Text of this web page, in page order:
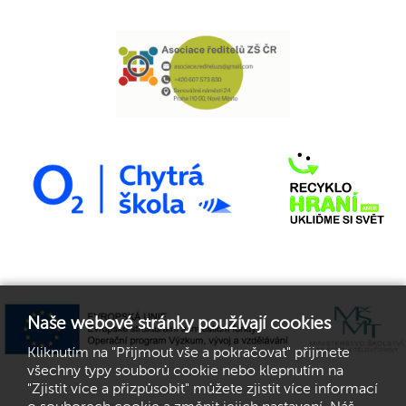
Naše webové stránky používají cookies
Kliknutím na "Přijmout vše a pokračovat" přijmete
všechny typy souborů cookie nebo klepnutím na
"Zjistit více a přizpůsobit" můžete zjistit více informací